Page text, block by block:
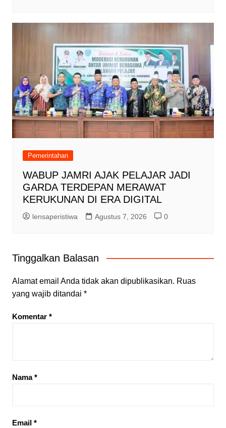
Pemerintahan
WABUP JAMRI AJAK PELAJAR JADI
GARDA TERDEPAN MERAWAT
KERUKUNAN DI ERA DIGITAL
lensaperistiwa Agustus 7, 2026 0
Tinggalkan Balasan
Alamat email Anda tidak akan dipublikasikan. Ruas
yang wajib ditandai *
Komentar *
Nama*
Email *